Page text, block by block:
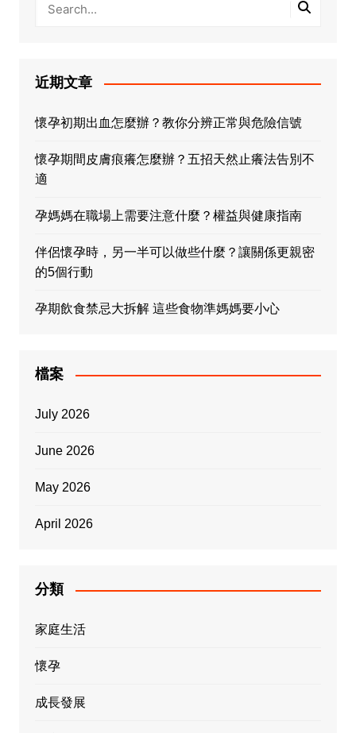
近期文章
懷孕初期出血怎麼辦？教你分辨正常與危險信號
懷孕期間皮膚痕癢怎麼辦？五招天然止癢法告別不
適
孕媽媽在職場上需要注意什麼？權益與健康指南
伴侶懷孕時，另一半可以做些什麼？讓關係更親密
的5個行動
孕期飲食禁忌大拆解 這些食物準媽媽要小心
檔案
July 2026
June 2026
May 2026
April 2026
分類
家庭生活
懷孕
成長發展